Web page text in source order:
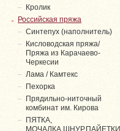
Кролик
Российская пряжа
Синтепух (наполнитель)
Кисловодская пряжа/
Пряжа из Карачаево-
Черкесии
Лама / Камтекс
Пехорка
Прядильно-ниточный
комбинат им. Кирова
ПЯТКА,
МОЧАЛКА,ШНУР,ПАЙЕТКИ